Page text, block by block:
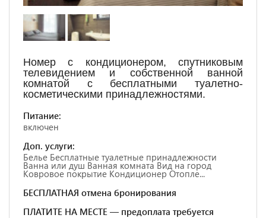
Номер с кондиционером, спутниковым
телевидением и собственной ванной
комнатой с бесплатными туалетно-
косметическими принадлежностями.
Питание:
включен
Доп. услуги:
Белье Бесплатные туалетные принадлежности
Ванна или душ Ванная комната Вид на город
Ковровое покрытие Кондиционер Отопле...
БЕСПЛАТНАЯ отмена бронирования
ПЛАТИТЕ НА МЕСТЕ — предоплата требуется